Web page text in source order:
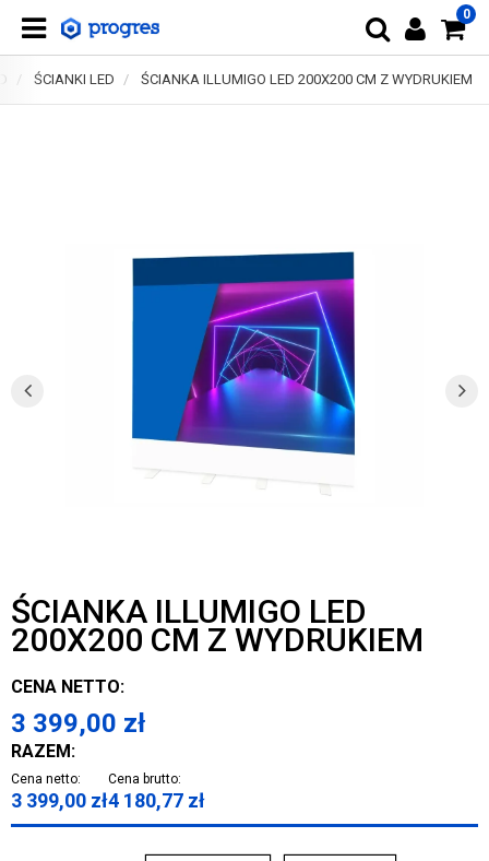
0
ŚCIANKI LED ŚCIANKA ILLUMIGO LED 200X200 CM Z WYDRUKIEM
ŚCIANKA ILLUMIGO LED
200X200 CM Z WYDRUKIEM
CENA NETTO:
3 399,00 zł
RAZEM:
Cena netto:
3 399,00 zł
Cena brutto:
4 180,77 zł